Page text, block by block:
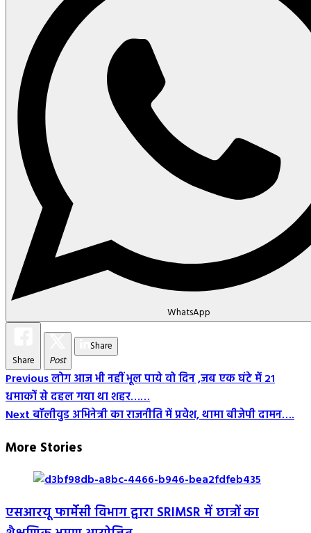
WhatsApp
Share Post
Share
Post
Navigation
Previousलोग आज भी नहीं भूल पाये वो दिन ,जब एक घंटे में 21
धमाकों से दहल गया था शहर……
Nextबॉलीवुड अभिनेत्री का राजनीति में प्रवेश, थामा बीजेपी दामन….
More Stories
एसआरयू फार्मेसी विभाग द्वारा SRIMSR में छात्रों का